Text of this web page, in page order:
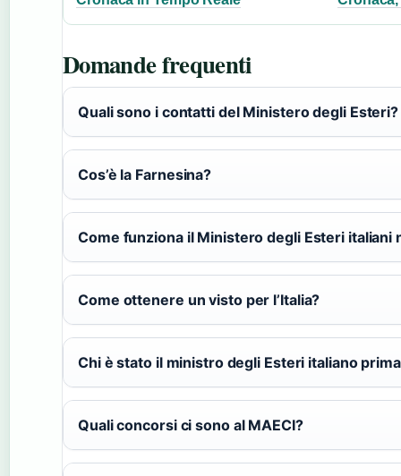
Domande frequenti
Quali sono i contatti del Ministero degli Esteri?
Cos’è la Farnesina?
Come funziona il Ministero degli Esteri italiani
Come ottenere un visto per l’Italia?
Chi è stato il ministro degli Esteri italiano
Quali concorsi ci sono al MAECI?